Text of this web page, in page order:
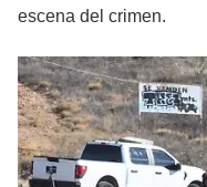
escena del crimen.